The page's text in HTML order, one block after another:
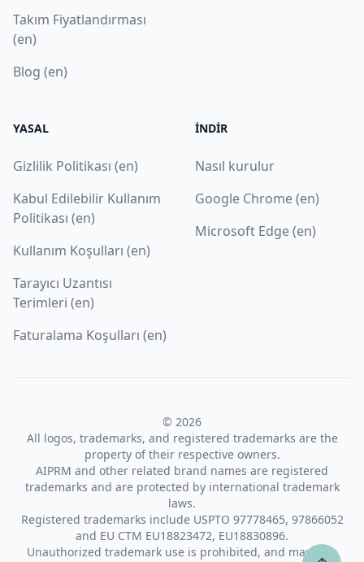
Takım Fiyatlandırması
(en)
Blog (en)
YASAL
Gizlilik Politikası (en)
Kabul Edilebilir Kullanım
Politikası (en)
Kullanım Koşulları (en)
Tarayıcı Uzantısı
Terimleri (en)
Faturalama Koşulları (en)
İNDIR
Nasıl kurulur
Google Chrome (en)
Microsoft Edge (en)
© 2026
All logos, trademarks, and registered trademarks are the
property of their respective owners.
AIPRM and other related brand names are registered
trademarks and are protected by international trademark
laws.
Registered trademarks include USPTO 97778465, 97866052
and EU CTM EU18823472, EU18830896.
Unauthorized trademark use is prohibited, and may be a